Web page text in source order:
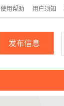
使用帮助 用户须知
发布信息